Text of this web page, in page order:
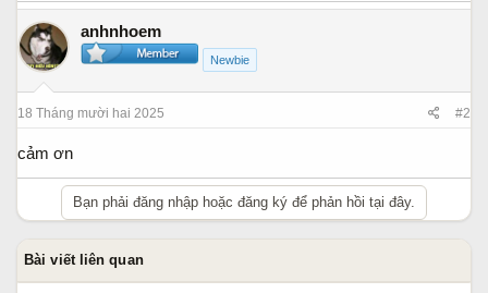
a
c
t
i
o
n
:
anhnhoem
Newbie
18 Tháng mười hai 2025 #2
cảm ơn
Bạn phải đăng nhập hoặc đăng ký để phản hồi tại đây.
Bài viết liên quan